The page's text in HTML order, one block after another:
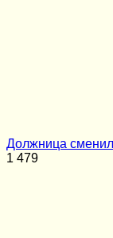
Должница
1 479